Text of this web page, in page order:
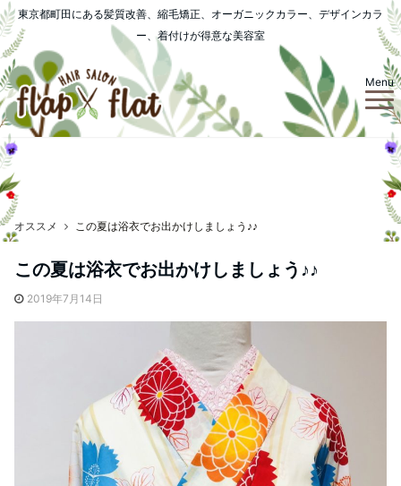
東京都町田にある髪質改善、縮毛矯正、オーガニックカラー、デザインカラ
ー、着付けが得意な美容室
Menu
オススメ この夏は浴衣でお出かけしましょう♪♪
この夏は浴衣でお出かけしましょう♪♪
2019年7月14日